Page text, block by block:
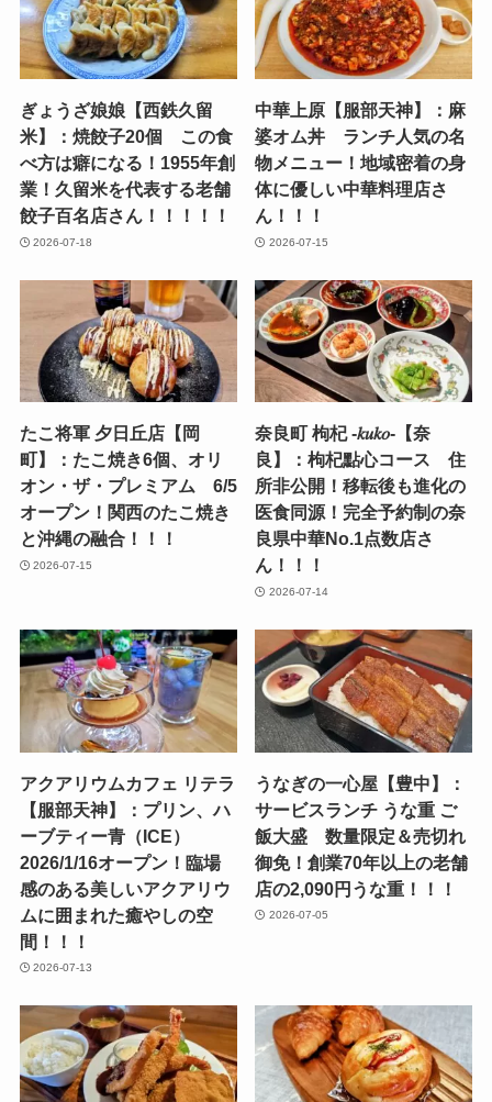
ぎょうざ娘娘【西鉄久留
米】：焼餃子20個 この食
べ方は癖になる！1955年創
業！久留米を代表する老舗
餃子百名店さん！！！！！
2026-07-18
中華上原【服部天神】：麻
婆オム丼 ランチ人気の名
物メニュー！地域密着の身
体に優しい中華料理店さ
ん！！！
2026-07-15
たこ将軍 夕日丘店【岡
町】：たこ焼き6個、オリ
オン・ザ・プレミアム 6/5
オープン！関西のたこ焼き
と沖縄の融合！！！
2026-07-15
奈良町 枸杞 -𝑘𝑢𝑘𝑜-【奈
良】：枸杞點心コース 住
所非公開！移転後も進化の
医食同源！完全予約制の奈
良県中華No.1点数店さ
ん！！！
2026-07-14
アクアリウムカフェ リテラ
【服部天神】：プリン、ハ
ーブティー青（ICE）
2026/1/16オープン！臨場
感のある美しいアクアリウ
ムに囲まれた癒やしの空
間！！！
2026-07-13
うなぎの一心屋【豊中】：
サービスランチ うな重 ご
飯大盛 数量限定＆売切れ
御免！創業70年以上の老舗
店の2,090円うな重！！！
2026-07-05